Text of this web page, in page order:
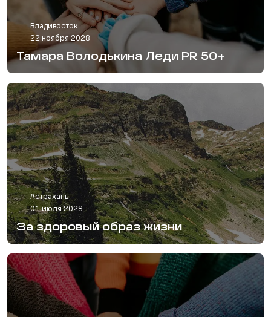
Владивосток
22 ноября 2028
Тамара Володькина Леди PR 50+
Астрахань
01 июля 2028
За здоровый образ жизни